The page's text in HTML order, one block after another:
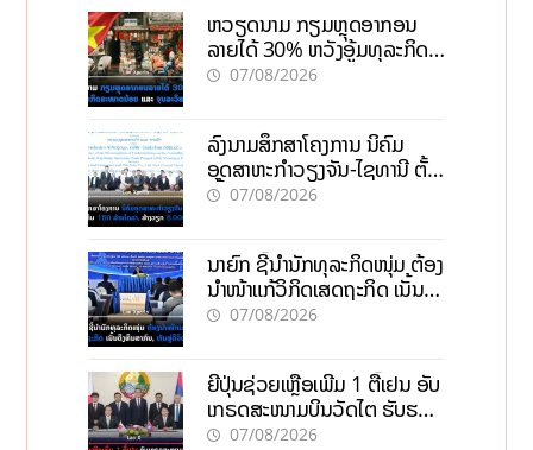
ຫວຽດນາມ ກຽມຫຼຸດອາກອນ
ລາຍໄດ້ 30% ຫວັງອູ້ມທຸລະກິດ
ຂະໜາດນ້ອຍ ແລະ ຈຸນລະ
07/08/2026
ລົງນາມສຶກສາໂຄງການ ນິຄົມ
ອຸດສາຫະກຳວຽງຈັນ-ໄຊທານີ ຕັ້ງ
ເປົ້າດຶງທຶນ 150 ລ້ານໂດລາ, ສ້າງ
07/08/2026
ນາຍົກ ຊີ້ນຳນັກທຸລະກິດໜຸ່ມ ຕ້ອງ
ນຳໜ້າແກ້ວິກິດເສດຖະກິດ ເນັ້ນດຶງ
ທຶນສາກົນ, ຫັນສູ່ດິຈິຕອນ
07/08/2026
ຍີ່ປຸ່ນຊ່ວຍເຫຼືອເພີ່ມ 1 ຕື້ເຢນ ອັບ
ເກຣດສະໜາມບິນວັດໄຕ ຮັບຮອງ
ການເຕີບໂຕ
07/08/2026